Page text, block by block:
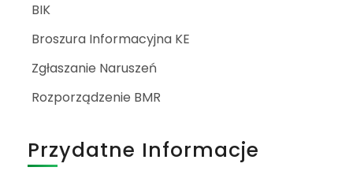
BIK
Broszura Informacyjna KE
Zgłaszanie Naruszeń
Rozporządzenie BMR
Przydatne Informacje